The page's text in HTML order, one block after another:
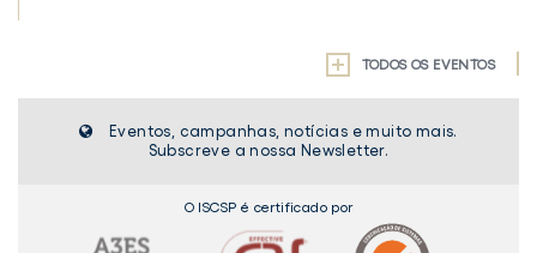
TODOS OS EVENTOS
Eventos, campanhas, notícias e muito mais.
Subscreve a nossa Newsletter.
O ISCSP é certificado por